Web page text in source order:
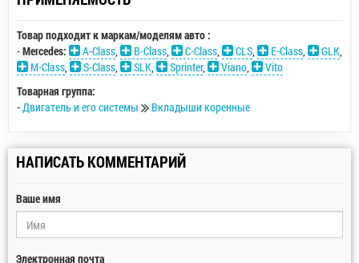
Товар подходит к маркам/моделям авто :
-Mercedes: A-Class, B-Class, C-Class, CLS, E-Class, GLK,
M-Class, S-Class, SLK, Sprinter, Viano,
Vito
Товарная группа:
-Двигатель и его системы Вкладыши коренные
НАПИСАТЬ КОММЕНТАРИЙ
Ваше имя
Электронная почта